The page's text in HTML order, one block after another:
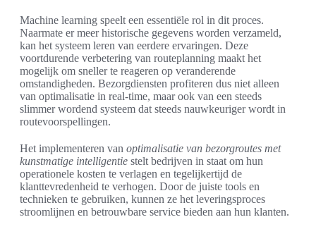
Machine learning speelt een essentiële rol in dit proces.
Naarmate er meer historische gegevens worden verzameld,
kan het systeem leren van eerdere ervaringen. Deze
voortdurende verbetering van routeplanning maakt het
mogelijk om sneller te reageren op veranderende
omstandigheden. Bezorgdiensten profiteren dus niet alleen
van optimalisatie in real-time, maar ook van een steeds
slimmer wordend systeem dat steeds nauwkeuriger wordt in
routevoorspellingen.
Het implementeren van optimalisatie van bezorgroutes met
kunstmatige intelligentie stelt bedrijven in staat om hun
operationele kosten te verlagen en tegelijkertijd de
klanttevredenheid te verhogen. Door de juiste tools en
technieken te gebruiken, kunnen ze het leveringsproces
stroomlijnen en betrouwbare service bieden aan hun klanten.